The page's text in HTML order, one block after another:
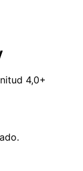
4,0+